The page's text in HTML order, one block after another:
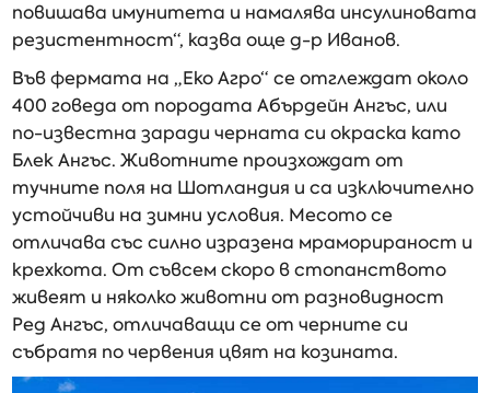
повишава имунитета и намалява инсулиновата
резистентност“, казва още д-р Иванов.
Във фермата на „Еко Агро“ се отглеждат около
400 говеда от породата Абърдейн Ангъс, или
по-известна заради черната си окраска като
Блек Ангъс. Животните произхождат от
тучните поля на Шотландия и са изключително
устойчиви на зимни условия. Месото се
отличава със силно изразена мраморираност и
крехкота. От съвсем скоро в стопанството
живеят и няколко животни от разновидност
Ред Ангъс, отличаващи се от черните си
събратя по червения цвят на козината.